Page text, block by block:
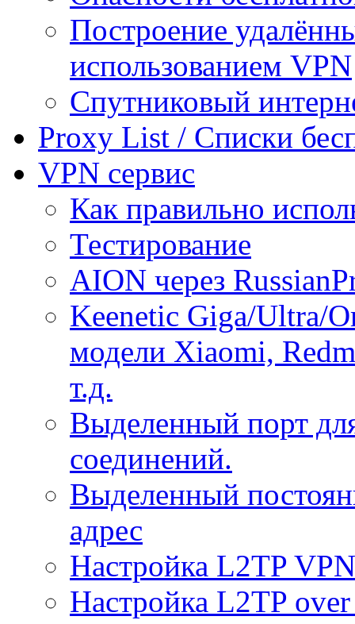
Построение
использованием VPN
Спутниковый
Proxy List / Списки
VPN сервис
Как правильно
Тестирование
AION через
Keenetic Giga/Ultra/
модели Xiaomi,
т.д.
Выделенный порт
соединений.
Выделенный
адрес
Настройка L2TP
Настройка L2TP